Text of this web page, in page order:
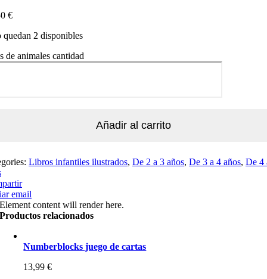
€
quedan 2 disponibles
de animales cantidad
Añadir al carrito
Libros infantiles ilustrados, De 2 a 3 años, De 3 a 4 años, De 4
email
Element content will render here.
Productos relacionados
Numberblocks juego de cartas
13,99€